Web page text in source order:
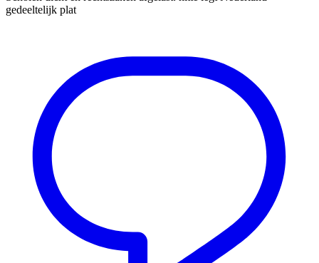
gedeeltelijk plat